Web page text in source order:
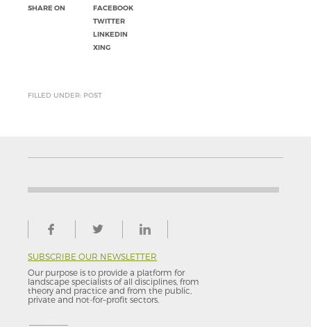
SHARE ON
FACEBOOK
TWITTER
LINKEDIN
XING
FILLED UNDER: POST
SUBSCRIBE OUR NEWSLETTER
Our purpose is to provide a platform for
landscape specialists of all disciplines, from
theory and practice and from the public,
private and not-for–profit sectors.